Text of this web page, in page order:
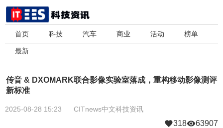
首页 科技 汽车 商业 活动 榜单
最新
传音 & DXOMARK联合影像实验室落成，重构移动影像测评
新标准
2025-08-28 15:23 CITnews中文科技资讯
318 63907